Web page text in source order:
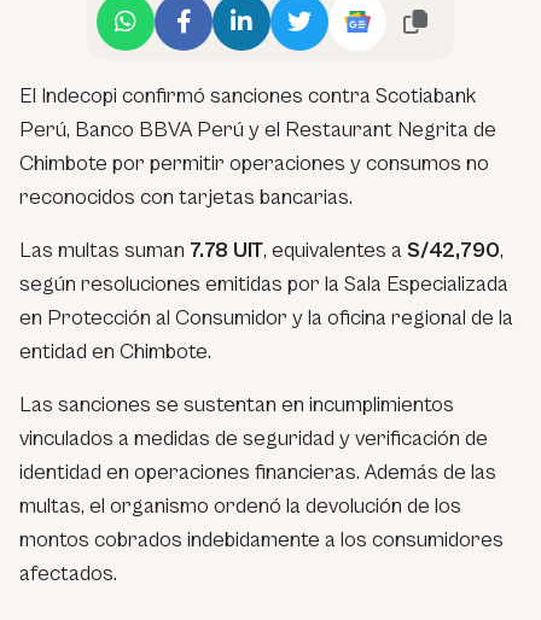
El Indecopi confirmó sanciones contra Scotiabank
Perú, Banco BBVA Perú y el Restaurant Negrita de
Chimbote por permitir operaciones y consumos no
reconocidos con tarjetas bancarias.
Las multas suman 7.78 UIT, equivalentes a S/42,790,
según resoluciones emitidas por la Sala Especializada
en Protección al Consumidor y la oficina regional de la
entidad en Chimbote.
Las sanciones se sustentan en incumplimientos
vinculados a medidas de seguridad y verificación de
identidad en operaciones financieras. Además de las
multas, el organismo ordenó la devolución de los
montos cobrados indebidamente a los consumidores
afectados.